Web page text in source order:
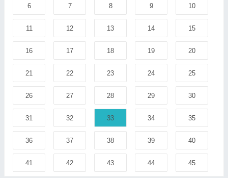
6 7 8 9 10
11 12 13 14 15
16 17 18 19 20
21 22 23 24 25
26 27 28 29 30
31 32 33 34 35
36 37 38 39 40
41 42 43 44 45